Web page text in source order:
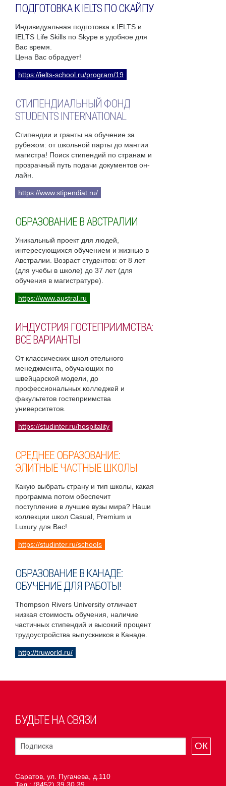
ПОДГОТОВКА К IELTS ПО СКАЙПУ
Индивидуальная подготовка к IELTS и
IELTS Life Skills по Skype в удобное для
Вас время.
Цена Вас обрадует!
https://ielts-school.ru/program/19
СТИПЕНДИАЛЬНЫЙ ФОНД
STUDENTS INTERNATIONAL
Стипендии и гранты на обучение за
рубежом: от школьной парты до мантии
магистра! Поиск стипендий по странам и
прозрачный путь подачи документов он-
лайн.
https://www.stipendiat.ru/
ОБРАЗОВАНИЕ В АВСТРАЛИИ
Уникальный проект для людей,
интересующихся обучением и жизнью в
Австралии. Возраст студентов: от 8 лет
(для учебы в школе) до 37 лет (для
обучения в магистратуре).
https://www.austral.ru
ИНДУСТРИЯ ГОСТЕПРИИМСТВА:
ВСЕ ВАРИАНТЫ
От классических школ отельного
менеджмента, обучающих по
швейцарской модели, до
профессиональных колледжей и
факультетов гостеприимства
университетов.
https://studinter.ru/hospitality
СРЕДНЕЕ ОБРАЗОВАНИЕ:
ЭЛИТНЫЕ ЧАСТНЫЕ ШКОЛЫ
Какую выбрать страну и тип школы, какая
программа потом обеспечит
поступление в лучшие вузы мира? Наши
коллекции школ Casual, Premium и
Luxury для Вас!
https://studinter.ru/schools
ОБРАЗОВАНИЕ В КАНАДЕ:
ОБУЧЕНИЕ ДЛЯ РАБОТЫ!
Thompson Rivers University отличает
низкая стоимость обучения, наличие
частичных стипендий и высокий процент
трудоустройства выпускников в Канаде.
http://truworld.ru/
БУДЬТЕ НА СВЯЗИ
ОК
Саратов, ул. Пугачева, д.110